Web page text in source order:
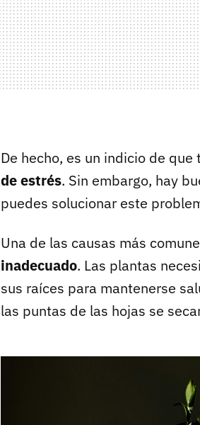
De hecho, es un indicio de
de estrés. Sin embargo, hay
puedes solucionar este
Una de las causas más
inadecuado. Las plantas
sus raíces para mantenerse
las puntas de las hojas se